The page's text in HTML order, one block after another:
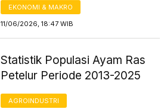
EKONOMI & MAKRO
11/06/2026, 18:47 WIB
Statistik Populasi Ayam Ras
Petelur Periode 2013-2025
AGROINDUSTRI